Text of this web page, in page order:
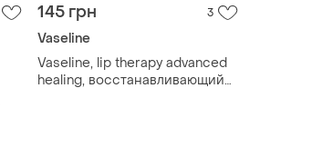
145 грн 3
Vaseline
Vaseline, lip therapy advanced
healing, восстанавливающий